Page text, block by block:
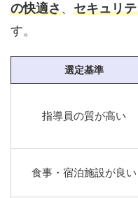
の快適さ、 セキュリ
す。
選定基準
指導員の質が高い
食事・宿泊施設が良い